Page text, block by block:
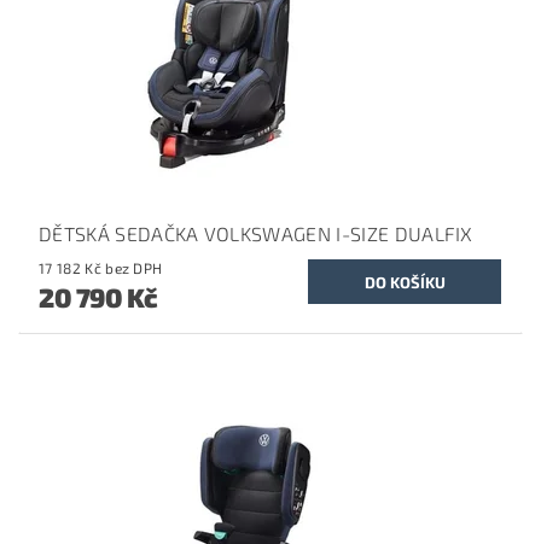
DĚTSKÁ SEDAČKA VOLKSWAGEN I-SIZE DUALFIX
17 182 Kč bez DPH
20 790 Kč